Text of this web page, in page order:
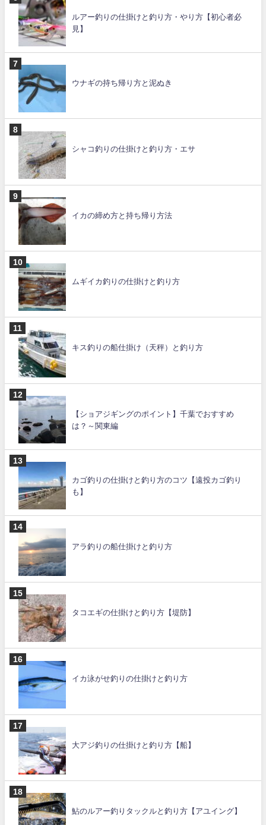
ルアー釣りの仕掛けと釣り方・やり方【初心者必
見】
ウナギの持ち帰り方と泥ぬき
シャコ釣りの仕掛けと釣り方・エサ
イカの締め方と持ち帰り方法
ムギイカ釣りの仕掛けと釣り方
キス釣りの船仕掛け（天秤）と釣り方
【ショアジギングのポイント】千葉でおすすめ
は？～関東編
カゴ釣りの仕掛けと釣り方のコツ【遠投カゴ釣り
も】
アラ釣りの船仕掛けと釣り方
タコエギの仕掛けと釣り方【堤防】
イカ泳がせ釣りの仕掛けと釣り方
大アジ釣りの仕掛けと釣り方【船】
鮎のルアー釣りタックルと釣り方【アユイング】